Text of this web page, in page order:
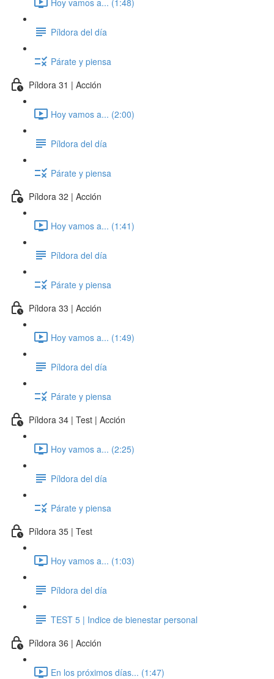
Píldora del día
Párate y piensa
Píldora 31 | Acción
Hoy vamos a... (2:00)
Píldora del día
Párate y piensa
Píldora 32 | Acción
Hoy vamos a... (1:41)
Píldora del día
Párate y piensa
Píldora 33 | Acción
Hoy vamos a... (1:49)
Píldora del día
Párate y piensa
Píldora 34 | Test | Acción
Hoy vamos a... (2:25)
Píldora del día
Párate y piensa
Píldora 35 | Test
Hoy vamos a... (1:03)
Píldora del día
TEST 5 | Indice de bienestar personal
Píldora 36 | Acción
En los próximos días... (1:47)